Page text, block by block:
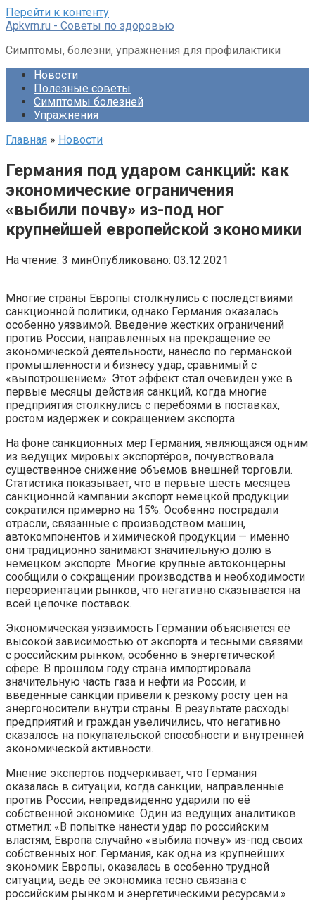
Перейти к контенту
Apkvrn.ru - Советы по здоровью
Симптомы, болезни, упражнения для профилактики
Новости
Полезные советы
Симптомы болезней
Упражнения
Главная » Новости
Германия под ударом санкций: как
экономические ограничения
«выбили почву» из-под ног
крупнейшей европейской экономики
На чтение: 3 минОпубликовано: 03.12.2021
Многие страны Европы столкнулись с последствиями
санкционной политики, однако Германия оказалась
особенно уязвимой. Введение жестких ограничений
против России, направленных на прекращение её
экономической деятельности, нанесло по германской
промышленности и бизнесу удар, сравнимый с
«выпотрошением». Этот эффект стал очевиден уже в
первые месяцы действия санкций, когда многие
предприятия столкнулись с перебоями в поставках,
ростом издержек и сокращением экспорта.
На фоне санкционных мер Германия, являющаяся одним
из ведущих мировых экспортёров, почувствовала
существенное снижение объемов внешней торговли.
Статистика показывает, что в первые шесть месяцев
санкционной кампании экспорт немецкой продукции
сократился примерно на 15%. Особенно пострадали
отрасли, связанные с производством машин,
автокомпонентов и химической продукции — именно
они традиционно занимают значительную долю в
немецком экспорте. Многие крупные автоконцерны
сообщили о сокращении производства и необходимости
переориентации рынков, что негативно сказывается на
всей цепочке поставок.
Экономическая уязвимость Германии объясняется её
высокой зависимостью от экспорта и тесными связями
с российским рынком, особенно в энергетической
сфере. В прошлом году страна импортировала
значительную часть газа и нефти из России, и
введенные санкции привели к резкому росту цен на
энергоносители внутри страны. В результате расходы
предприятий и граждан увеличились, что негативно
сказалось на покупательской способности и внутренней
экономической активности.
Мнение экспертов подчеркивает, что Германия
оказалась в ситуации, когда санкции, направленные
против России, непредвиденно ударили по её
собственной экономике. Один из ведущих аналитиков
отметил: «В попытке нанести удар по российским
властям, Европа случайно «выбила почву» из-под своих
собственных ног. Германия, как одна из крупнейших
экономик Европы, оказалась в особенно трудной
ситуации, ведь её экономика тесно связана с
российским рынком и энергетическими ресурсами.»